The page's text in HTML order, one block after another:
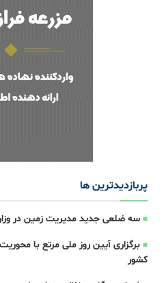
پربازدیدترین ها
سه ‌ضلعی جدید مدیریت زمین در
برگزاری آیین روز ملی مرتع با
کشور